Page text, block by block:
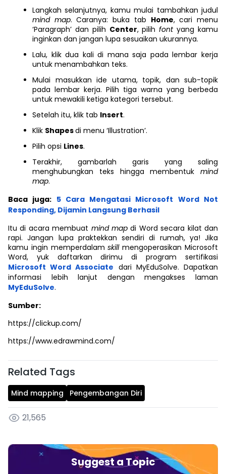
Langkah selanjutnya, kamu mulai tambahkan judul
mind map. Caranya: buka tab Home, cari menu
‘Paragraph’ dan pilih Center, pilihfontyang kamu
inginkan dan jangan lupa sesuaikan ukurannya.
Lalu, klik dua kali di mana saja pada lembar kerja
untuk menambahkan teks.
Mulai masukkan ide utama, topik, dan sub-topik
pada lembar kerja. Pilih tiga warna yang berbeda
untuk mewakili ketiga kategori tersebut.
Setelah itu, klik tab Insert.
Klik Shapesdi menu ‘Illustration’.
Pilih opsi Lines.
Terakhir, gambarlah garis yang saling
menghubungkan teks hingga membentuk mind
map.
Baca juga: 5 Cara Mengatasi Microsoft Word Not
Responding, Dijamin Langsung Berhasil
Itu di acara membuat mind mapdi Word secara kilat dan
rapi. Jangan lupa praktekkan sendiri di rumah, ya! Jika
kamu ingin memperdalamskillmengoperasikan Microsoft
Word, yuk daftarkan dirimu di program sertifikasi
Microsoft Word Associate dari MyEduSolve. Dapatkan
informasi lebih lanjut dengan mengakses laman
MyEduSolve.
Sumber:
https://clickup.com/
https://www.edrawmind.com/
Related Tags
Mind mapping Pengembangan Diri
21,565
Suggest a Topic